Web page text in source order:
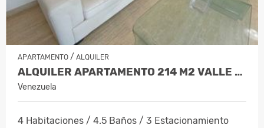
APARTAMENTO / ALQUILER
ALQUILER APARTAMENTO 214 M2 VALLE AR…
Venezuela
4 Habitaciones / 4.5 Baños / 3 Estacionamiento